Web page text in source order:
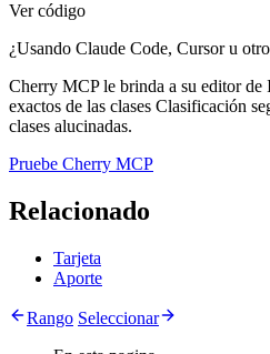
Ver código
¿Usando Claude Code, Cursor u
Cherry MCP le brinda a su editor de
exactos de las clases Clasificación
clases alucinadas.
Pruebe Cherry MCP
Relacionado
Tarjeta
Aporte
Rango Seleccionar